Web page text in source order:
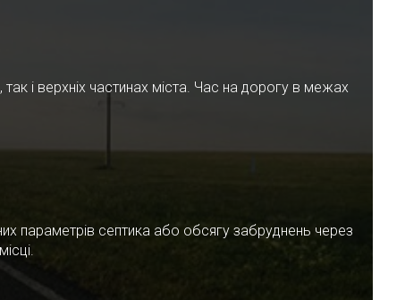
і верхніх частинах міста. Час на дорогу в межах
параметрів септика або обсягу забруднень через